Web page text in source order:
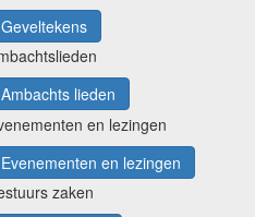
Geveltekens
Ambachts lieden
Evenementen en lezingen